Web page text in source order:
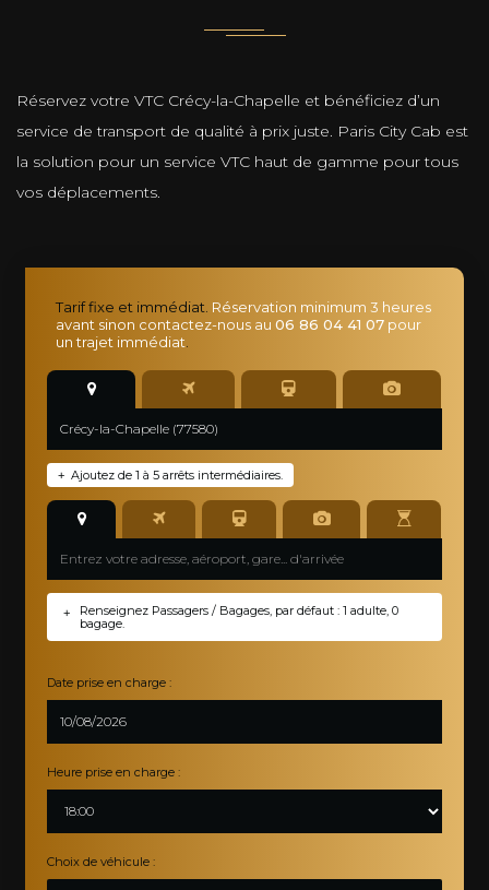
Réservez votre VTC Crécy-la-Chapelle et bénéficiez d’un
service de transport de qualité à prix juste. Paris City Cab est
la solution pour un service VTC haut de gamme pour tous
vos déplacements.
Tarif fixe et immédiat. Réservation minimum 3 heures
avant sinon contactez-nous au06 86 04 41 07 pour
un trajet immédiat
Ajoutez de 1 à 5 arrêts intermédiaires.
+
Renseignez Passagers / Bagages, par défaut : 1 adulte, 0
bagage.
+
Date prise en charge :
Heure prise en charge :
Choix de véhicule :